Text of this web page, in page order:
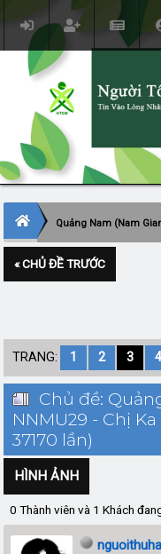
Quảng Nam (Nam
« CHỦ ĐỀ TRƯỚC
TRANG: 1 2 3 4
Chủ đề:
NNMU29 - Chị
37170 lần)
HÌNH ẢNH
0 Thành viên và 1 Khách